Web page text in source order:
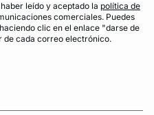
leído y aceptado la política de
comerciales. Puedes
clic en el enlace "darse de
de cada correo electrónico.